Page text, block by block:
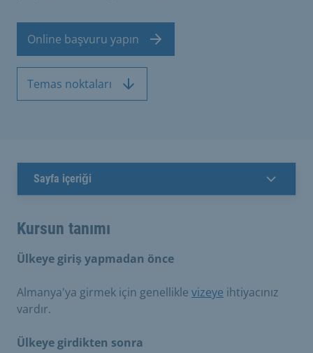
Online başvuru yapın
Temas noktaları
Sayfa içeriği
Kursun tanımı
Ülkeye giriş yapmadan önce
Almanya'ya girmek için genellikle vizeye ihtiyacınız
vardır.
Ülkeye girdikten sonra